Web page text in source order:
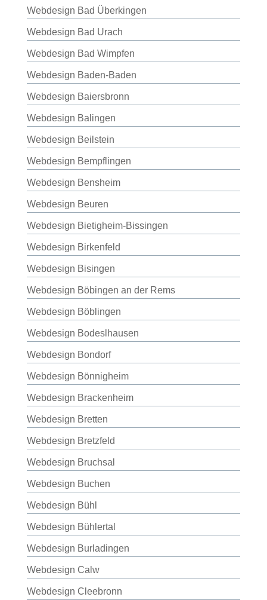
Webdesign Bad Überkingen
Webdesign Bad Urach
Webdesign Bad Wimpfen
Webdesign Baden-Baden
Webdesign Baiersbronn
Webdesign Balingen
Webdesign Beilstein
Webdesign Bempflingen
Webdesign Bensheim
Webdesign Beuren
Webdesign Bietigheim-Bissingen
Webdesign Birkenfeld
Webdesign Bisingen
Webdesign Böbingen an der Rems
Webdesign Böblingen
Webdesign Bodeslhausen
Webdesign Bondorf
Webdesign Bönnigheim
Webdesign Brackenheim
Webdesign Bretten
Webdesign Bretzfeld
Webdesign Bruchsal
Webdesign Buchen
Webdesign Bühl
Webdesign Bühlertal
Webdesign Burladingen
Webdesign Calw
Webdesign Cleebronn